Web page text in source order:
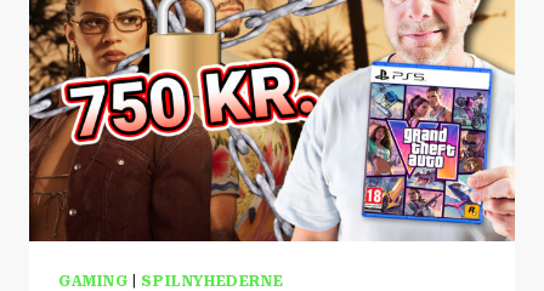
GAMING SPILNYHEDERNE